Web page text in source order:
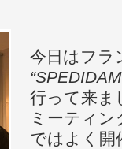
今日はフラ
行って来ま
ミーティ
ではよく開